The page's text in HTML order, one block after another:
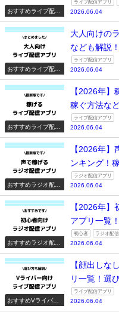
おすすめライブ配信
ライブ配信アプリ
2026.06.04
おすすめライブ配信
大人向けの
なども解説！
ライブ配信アプリ
2026.06.04
おすすめライブ配信
【2026年】
稼ぐ方法な
ライブ配信アプリ
2026.06.04
おすすめラジオ配信
【2026年】
ンキング！
ラジオ配信アプリ
2026.06.04
おすすめラジオ配信
【2026年
アプリ一覧
初心者 ラジオ配信
2026.06.04
おすすめVライバー
【顔出しな
リ一覧！選
ライブ配信アプリ
2026.06.04